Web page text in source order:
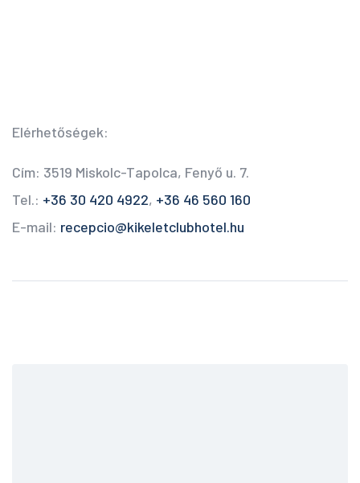
Elérhetőségek:
Cím: 3519 Miskolc-Tapolca, Fenyő u. 7.
Tel.: +36 30 420 4922, +36 46 560 160
E-mail: recepcio@kikeletclubhotel.hu